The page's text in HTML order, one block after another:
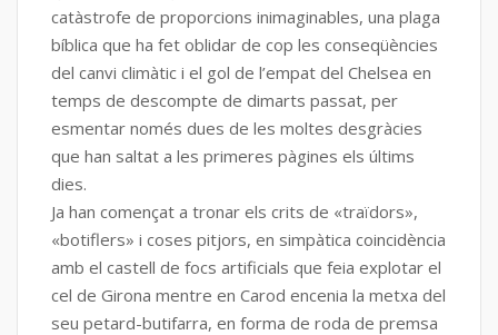
catàstrofe de proporcions inimaginables, una plaga
bíblica que ha fet oblidar de cop les conseqüències
del canvi climàtic i el gol de l’empat del Chelsea en
temps de descompte de dimarts passat, per
esmentar només dues de les moltes desgràcies
que han saltat a les primeres pàgines els últims
dies.
Ja han començat a tronar els crits de «traïdors»,
«botiflers» i coses pitjors, en simpàtica coincidència
amb el castell de focs artificials que feia explotar el
cel de Girona mentre en Carod encenia la metxa del
seu petard-butifarra, en forma de roda de premsa